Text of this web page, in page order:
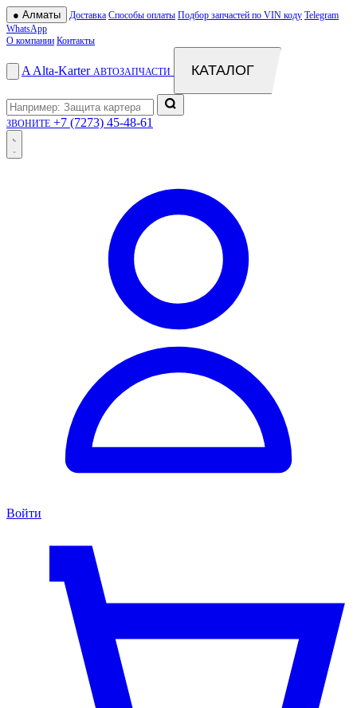
● Алматы Доставка Способы оплаты Подбор запчастей по VIN коду Telegram
WhatsApp
О компании Контакты
A Alta-Karter АВТОЗАПЧАСТИ КАТАЛОГ
ЗВОНИТЕ +7 (7273) 45-48-61
Войти